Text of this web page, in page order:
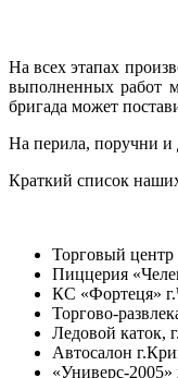
На всех этапах
выполненных работ
бригада может
На перила, поручни
Краткий список
Торговый центр
Пиццерия
КС «Фортеця»
Торгово-
Ледовой каток,
Автосалон
«Универс-2005»